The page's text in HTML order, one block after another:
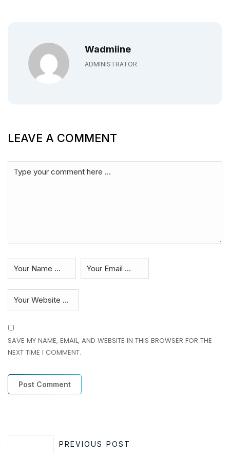
Wadmiine
ADMINISTRATOR
LEAVE A COMMENT
SAVE MY NAME, EMAIL, AND WEBSITE IN THIS BROWSER FOR THE
NEXT TIME I COMMENT.
PREVIOUS POST